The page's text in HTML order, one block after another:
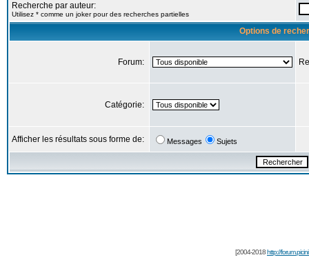
Recherche par auteur:
Utilisez * comme un joker pour des recherches partielles
Options de
Forum:
Catégorie:
Afficher les résultats sous forme de: Messages Sujets
[2004-2018http://